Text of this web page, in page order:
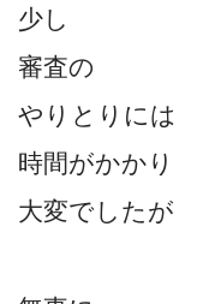
少し
審査の
やりとりには
時間がかかり
大変でしたが